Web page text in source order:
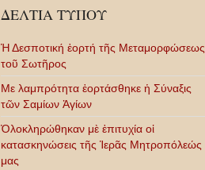
ΔΕΛΤΙΑ ΤΥΠΟΥ
Ἡ Δεσποτική ἑορτή τῆς Μεταμορφώσεως
τοῦ Σωτῆρος
Με λαμπρότητα ἑορτάσθηκε ἡ Σύναξις
τῶν Σαμίων Ἁγίων
Ὁλοκληρώθηκαν μὲ ἐπιτυχία οἱ
κατασκηνώσεις τῆς Ἱερᾶς Μητροπόλεώς
μας